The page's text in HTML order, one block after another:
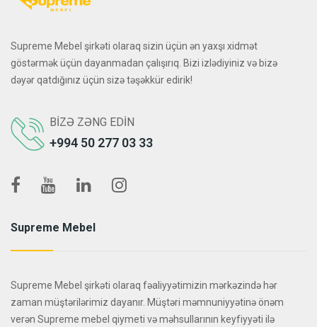
Supreme Mebel şirkəti olaraq sizin üçün ən yaxşı xidmət
göstərmək üçün dayanmadan çalışırıq. Bizi izlədiyiniz və bizə
dəyər qatdığınız üçün sizə təşəkkür edirik!
BIZƏ ZƏNG EDIN
+994 50 277 03 33
Supreme Mebel
Supreme Mebel şirkəti olaraq fəaliyyətimizin mərkəzində hər
zaman müştərilərimiz dayanır. Müştəri məmnuniyyətinə önəm
verən Supreme mebel qiymeti və məhsullarının keyfiyyəti ilə